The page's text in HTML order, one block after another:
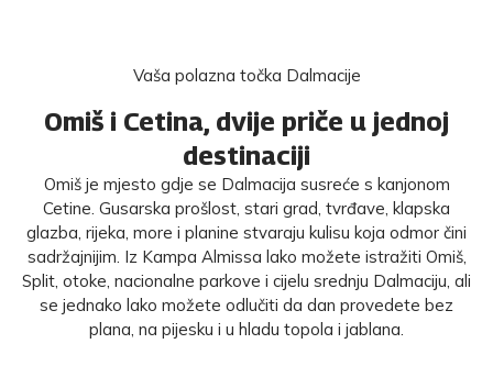
Vaša polazna točka Dalmacije
Omiš i Cetina, dvije priče u jednoj
destinaciji
Omiš je mjesto gdje se Dalmacija susreće s kanjonom
Cetine. Gusarska prošlost, stari grad, tvrđave, klapska
glazba, rijeka, more i planine stvaraju kulisu koja odmor čini
sadržajnijim. Iz Kampa Almissa lako možete istražiti Omiš,
Split, otoke, nacionalne parkove i cijelu srednju Dalmaciju, ali
se jednako lako možete odlučiti da dan provedete bez
plana, na pijesku i u hladu topola i jablana.